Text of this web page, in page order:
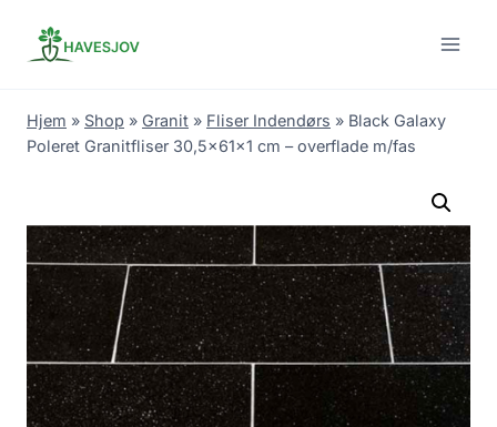
Hjem » Shop » Granit » Fliser Indendørs » Black Galaxy
Poleret Granitfliser 30,5x61x1 cm – overflade m/fas